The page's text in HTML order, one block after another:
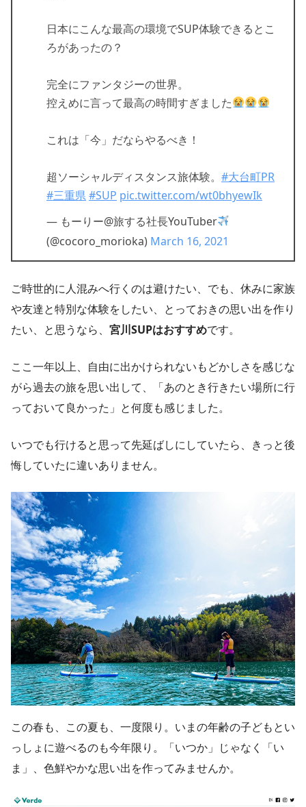
日本にこんな最高の環境でSUP体験できるとこ
ろがあったの？
完全にファンタジーの世界。
控えめに言って最高の時間すぎました
これは「今」だならやるべき！
超ソーシャルディスタンス旅体験。 #大台町PR
#三重県#SUP pic.twitter.com/wt0bhyewIk
— もーりー@旅する社長YouTuber
(@cocoro_morioka) March 16, 2021
ご時世的に人混みへ行くのは避けたい、でも、休みに家族
や友達と特別な体験をしたい、とっておきの思い出を作り
たい、と思うなら、 宮川SUPはおすすめです。
ここ一年以上、自由に出かけられないもどかしさを感じな
がら過去の旅を思い出して、「あのとき行きたい場所に行
っておいて良かった」と何度も感じました。
いつでも行けると思って先延ばしにしていたら、きっと後
悔していたに違いありません。
この春も、この夏も、一度限り。いまの年齢の子どもとい
っしょに遊べるのも今年限り。「いつか」じゃなく「い
ま」、色鮮やかな思い出を作ってみませんか。